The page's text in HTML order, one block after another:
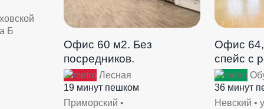
Б
Офис 60 м2. Без
посредников.
Лесная
19 минут пешком
Приморский •
Офис
спейс с
36 минут
Невский •